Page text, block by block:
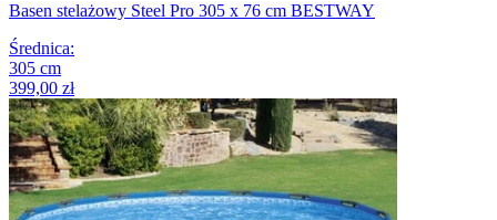
Basen stelażowy Steel Pro 305 x 76 cm BESTWAY
Średnica:
305 cm
399,00 zł